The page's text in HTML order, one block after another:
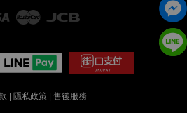
Visa Master
隱私政策 售後服務